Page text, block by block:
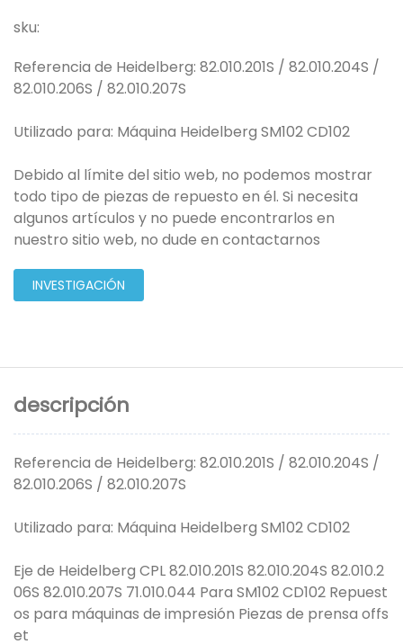
sku:
Referencia de Heidelberg: 82.010.201S / 82.010.204S /
82.010.206S / 82.010.207S
Utilizado para: Máquina Heidelberg SM102 CD102
Debido al límite del sitio web, no podemos mostrar
todo tipo de piezas de repuesto en él. Si necesita
algunos artículos y no puede encontrarlos en
nuestro sitio web, no dude en contactarnos
INVESTIGACIÓN
descripción
Referencia de Heidelberg: 82.010.201S / 82.010.204S /
82.010.206S / 82.010.207S
Utilizado para: Máquina Heidelberg SM102 CD102
Eje de Heidelberg CPL 82.010.201S 82.010.204S 82.010.2
06S 82.010.207S 71.010.044 Para SM102 CD102 Repuest
os para máquinas de impresión Piezas de prensa offs
et